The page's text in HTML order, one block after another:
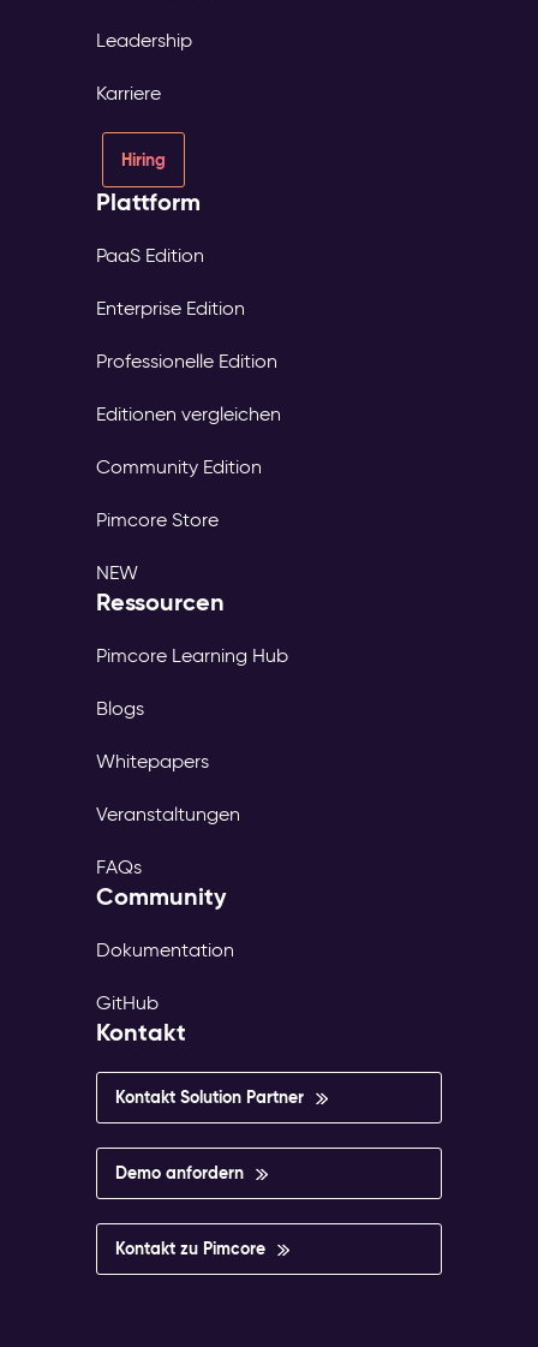
Leadership
Karriere
Hiring
Plattform
PaaS Edition
Enterprise Edition
Professionelle Edition
Editionen vergleichen
Community Edition
Pimcore Store
NEW
Ressourcen
Pimcore Learning Hub
Blogs
Whitepapers
Veranstaltungen
FAQs
Community
Dokumentation
GitHub
Kontakt
Kontakt Solution Partner
Demo anfordern
Kontakt zu Pimcore